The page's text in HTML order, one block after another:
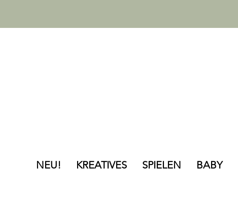
NEU! KREATIVES SPIELEN BABY